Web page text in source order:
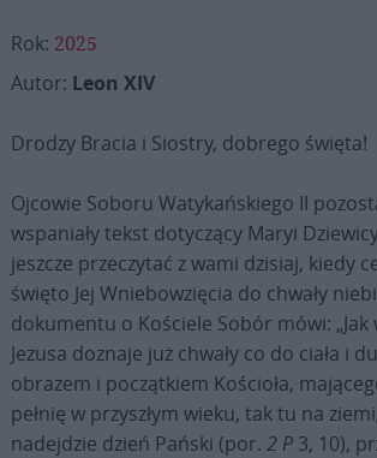
Rok: 2025
Autor: Leon XIV
Drodzy Bracia i Siostry, dobrego święta!
Ojcowie Soboru Watykańskiego II
wspaniały tekst dotyczący Maryi
jeszcze przeczytać z wami dzisiaj, kiedy
święto Jej Wniebowzięcia do chwały
dokumentu o Kościele Sobór mówi: „Jak
Jezusa doznaje już chwały co do ciała i
obrazem i początkiem Kościoła,
pełnię w przyszłym wieku, tak tu na
nadejdzie dzień Pański (por. 2 P3, 10),